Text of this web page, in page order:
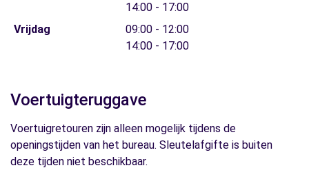
14:00 - 17:00
Vrijdag
09:00 - 12:00
14:00 - 17:00
Voertuigteruggave
Voertuigretouren zijn alleen mogelijk tijdens de
openingstijden van het bureau. Sleutelafgifte is buiten
deze tijden niet beschikbaar.